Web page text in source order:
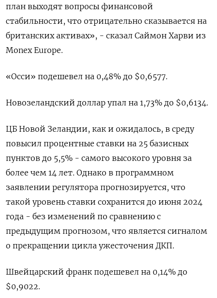
план выходят вопросы финансовой
стабильности, что отрицательно сказывается на
британских активах», - сказал Саймон Харви из
Monex Europe.
«Осси» подешевел на 0,48% до $0,6577​.
Новозеландский доллар упал на 1,73% до $0,6134​.
ЦБ Новой Зеландии, как и ожидалось, в среду
повысил процентные ставки на 25 базисных
пунктов до 5,5% - самого высокого уровня за
более чем 14 лет. Однако в программном
заявлении регулятора прогнозируется, что
такой уровень ставки сохранится до июня 2024
года - без изменений по сравнению с
предыдущим прогнозом, что является сигналом
о прекращении цикла ужесточения ДКП.
Швейцарский франк подешевел на 0,14% до
$0,9022​.